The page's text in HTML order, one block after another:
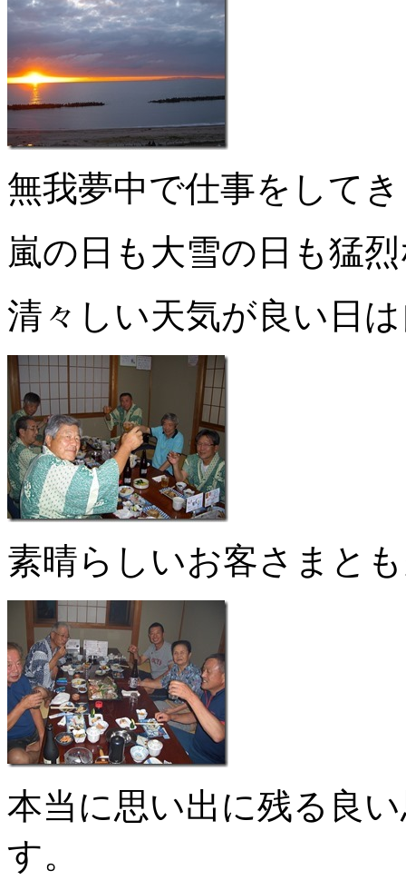
無我夢中で仕事をして
嵐の日も大雪の日も猛
清々しい天気が良い日
素晴らしいお客さまと
本当に思い出に残る良
す。